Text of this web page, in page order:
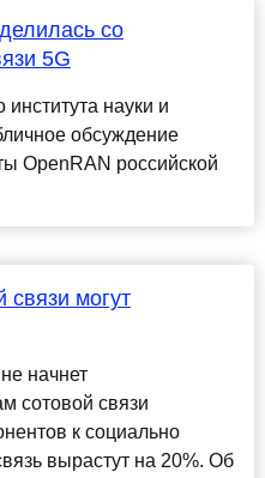
со
5G
науки и
обсуждение
OpenRAN российской
связи могут
начнет
сотовой связи
к социально
вырастут на 20%. Об